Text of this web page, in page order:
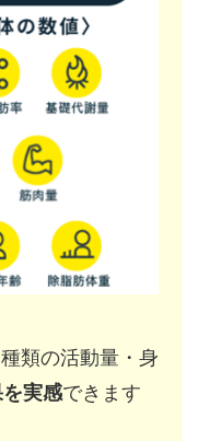
類の活動量・身
実感できます